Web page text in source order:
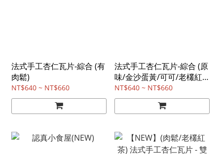
法式手工杏仁瓦片-綜合 (有
肉鬆)
NT$640 ~ NT$660
法式手工杏仁瓦片-綜合 (原
味/金沙蛋黃/可可/老欉紅
茶)
NT$640 ~ NT$660